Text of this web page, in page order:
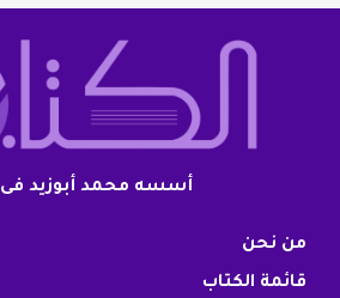
أسسه محمد أبوزيد فى 2007
من نحن
قائمة الكتاب